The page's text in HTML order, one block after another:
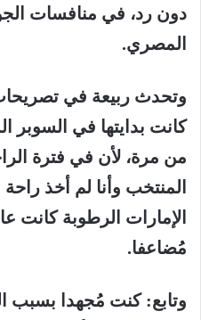
دون رد، في منافسات
المصري.
وتحدث ربيعة في
كانت بدايتها في السوبر
من مرة، لأن في فترة
المنتخب وأنا لم أخذ راحة
الإمارات الرطوبة كانت
مُضاعفا.
وتابع:كنت مُجهدا بسبب